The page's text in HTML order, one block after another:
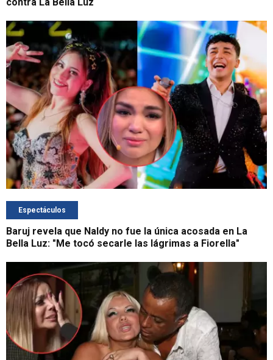
Espectáculos
Baruj revela que Naldy no fue la única acosada en La
Bella Luz: "Me tocó secarle las lágrimas a Fiorella"